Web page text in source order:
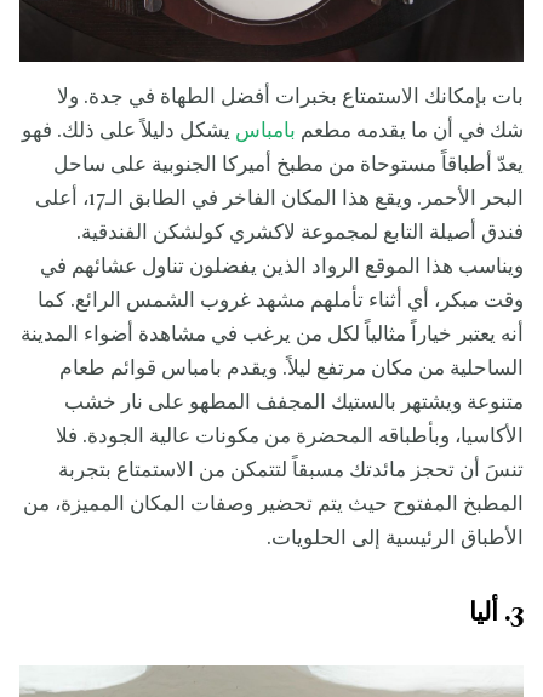
بات بإمكانك الاستمتاع بخبرات أفضل الطهاة في جدة. ولا
شك في أن ما يقدمه مطعم بامباس يشكل دليلاً على ذلك. فهو
يعدّ أطباقاً مستوحاة من مطبخ أميركا الجنوبية على ساحل
البحر الأحمر. ويقع هذا المكان الفاخر في الطابق الـ17، أعلى
فندق أصيلة التابع لمجموعة لاكشري كولشكن الفندقية.
ويناسب هذا الموقع الرواد الذين يفضلون تناول عشائهم في
وقت مبكر، أي أثناء تأملهم مشهد غروب الشمس الرائع. كما
أنه يعتبر خياراً مثالياً لكل من يرغب في مشاهدة أضواء المدينة
الساحلية من مكان مرتفع ليلاً. ويقدم بامباس قوائم طعام
متنوعة ويشتهر بالستيك المجفف المطهو على نار خشب
الأكاسيا، وبأطباقه المحضرة من مكونات عالية الجودة. فلا
تنسَ أن تحجز مائدتك مسبقاً لتتمكن من الاستمتاع بتجربة
المطبخ المفتوح حيث يتم تحضير وصفات المكان المميزة، من
الأطباق الرئيسية إلى الحلويات.
3. أليا